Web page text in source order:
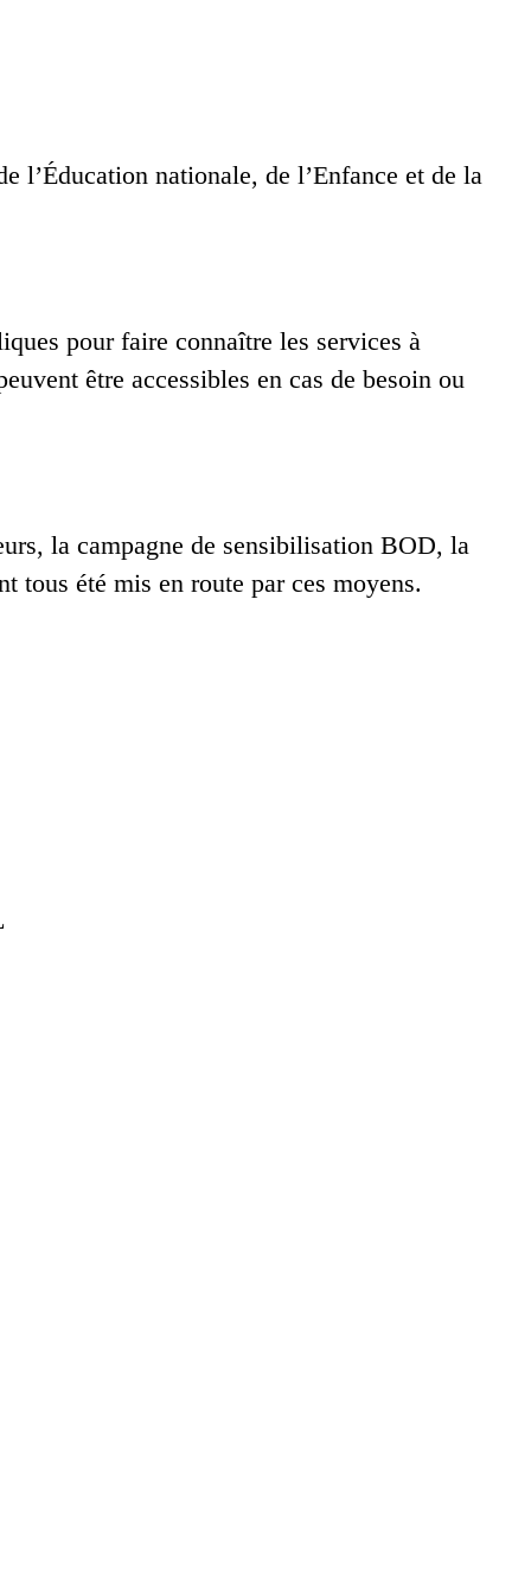
l’Éducation nationale, de l’Enfance et de la
pour faire connaître les services à
être accessibles en cas de besoin ou
la campagne de sensibilisation BOD, la
tous été mis en route par ces moyens.